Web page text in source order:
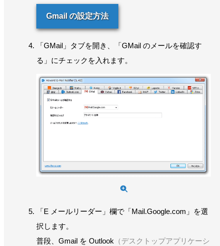
Gmail の設定方法
「GMail」タブを開き、「GMail のメールを確認す
る」にチェックを入れます。
「E メールリーダー」欄で「Mail.Google.com」を選
択します。
普段、Gmail を Outlook （デスクトップアプリケーシ